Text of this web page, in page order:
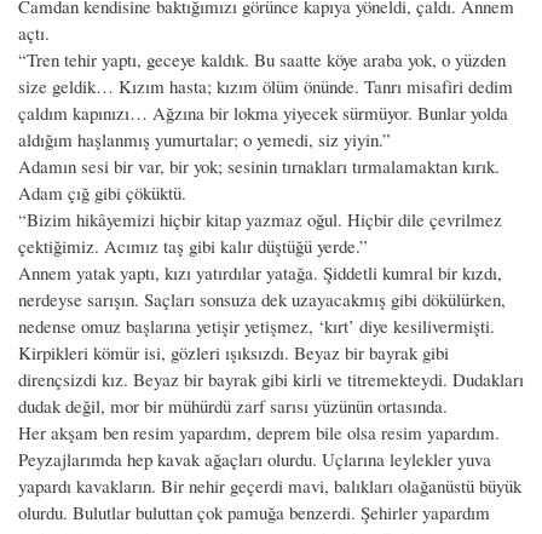
Camdan kendisine baktığımızı görünce kapıya yöneldi, çaldı. Annem
açtı.
“Tren tehir yaptı, geceye kaldık. Bu saatte köye araba yok, o yüzden
size geldik… Kızım hasta; kızım ölüm önünde. Tanrı misafiri dedim
çaldım kapınızı… Ağzına bir lokma yiyecek sürmüyor. Bunlar yolda
aldığım haşlanmış yumurtalar; o yemedi, siz yiyin.”
Adamın sesi bir var, bir yok; sesinin tırnakları tırmalamaktan kırık.
Adam çığ gibi çöküktü.
“Bizim hikâyemizi hiçbir kitap yazmaz oğul. Hiçbir dile çevrilmez
çektiğimiz. Acımız taş gibi kalır düştüğü yerde.”
Annem yatak yaptı, kızı yatırdılar yatağa. Şiddetli kumral bir kızdı,
nerdeyse sarışın. Saçları sonsuza dek uzayacakmış gibi dökülürken,
nedense omuz başlarına yetişir yetişmez, ‘kırt’ diye kesilivermişti.
Kirpikleri kömür isi, gözleri ışıksızdı. Beyaz bir bayrak gibi
dirençsizdi kız. Beyaz bir bayrak gibi kirli ve titremekteydi. Dudakları
dudak değil, mor bir mühürdü zarf sarısı yüzünün ortasında.
Her akşam ben resim yapardım, deprem bile olsa resim yapardım.
Peyzajlarımda hep kavak ağaçları olurdu. Uçlarına leylekler yuva
yapardı kavakların. Bir nehir geçerdi mavi, balıkları olağanüstü büyük
olurdu. Bulutlar buluttan çok pamuğa benzerdi. Şehirler yapardım